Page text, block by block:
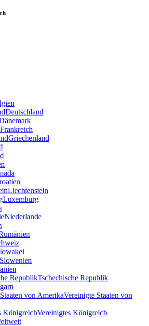
Deutschland
Frankreich
Griechenland
Liechtenstein
Luxemburg
Niederlande
Slowenien
Tschechische Republik
Vereinigte Staaten von
Vereinigtes Königreich